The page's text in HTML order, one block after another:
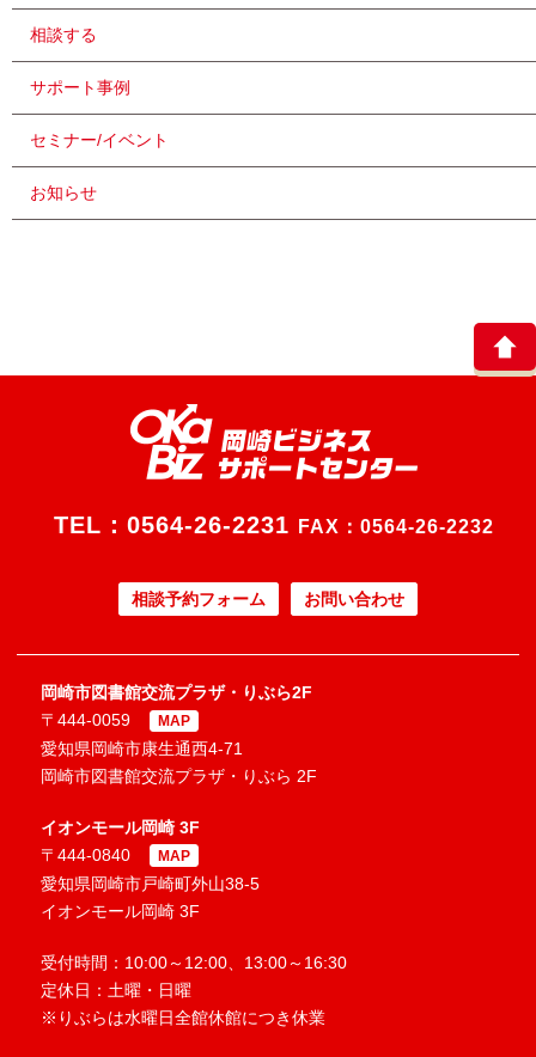
相談する
サポート事例
セミナー/イベント
お知らせ
TEL： 0564-26-2231 FAX：0564-26-2232
相談予約フォーム お問い合わせ
岡崎市図書館交流プラザ・りぶら2F
〒444-0059
MAP
愛知県岡崎市康生通西4-71
岡崎市図書館交流プラザ・りぶら 2F
イオンモール岡崎 3F
〒444-0840
MAP
愛知県岡崎市戸崎町外山38-5
イオンモール岡崎 3F
受付時間：10:00～12:00、13:00～16:30
定休日：土曜・日曜
※りぶらは水曜日全館休館につき休業